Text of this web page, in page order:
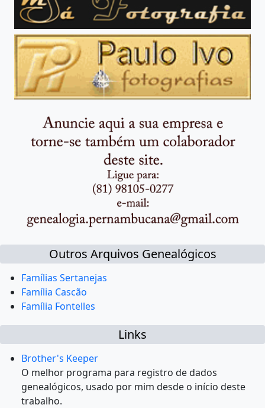
Outros Arquivos Genealógicos
Famílias Sertanejas
Família Cascão
Família Fontelles
Links
Brother's Keeper
O melhor programa para registro de dados
genealógicos, usado por mim desde o início deste
trabalho.